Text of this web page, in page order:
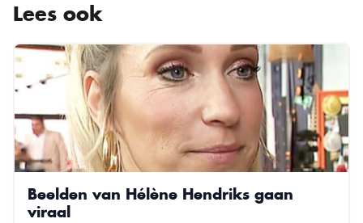
Lees ook
Beelden van Hélène Hendriks gaan
viraal